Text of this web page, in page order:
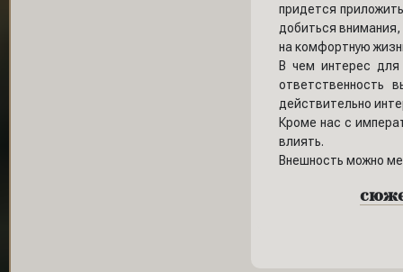
придется
добиться
на комфортную
В чем интерес
ответственность
действительно
Кроме нас с
влиять.
Внешность можно